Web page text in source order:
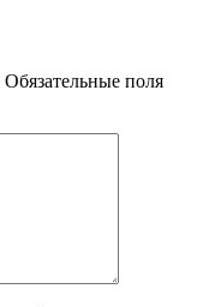
Обязательные поля